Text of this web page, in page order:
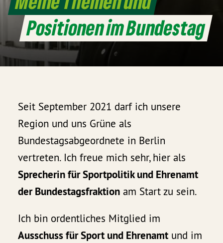
Positionen im Bundestag
Seit September 2021 darf ich unsere
Region und uns Grüne als
Bundestagsabgeordnete in Berlin
vertreten. Ich freue mich sehr, hier als
Sprecherin für Sportpolitik und Ehrenamt
der Bundestagsfraktion am Start zu sein.
Ich bin ordentliches Mitglied im
Ausschuss für Sport und Ehrenamt und im